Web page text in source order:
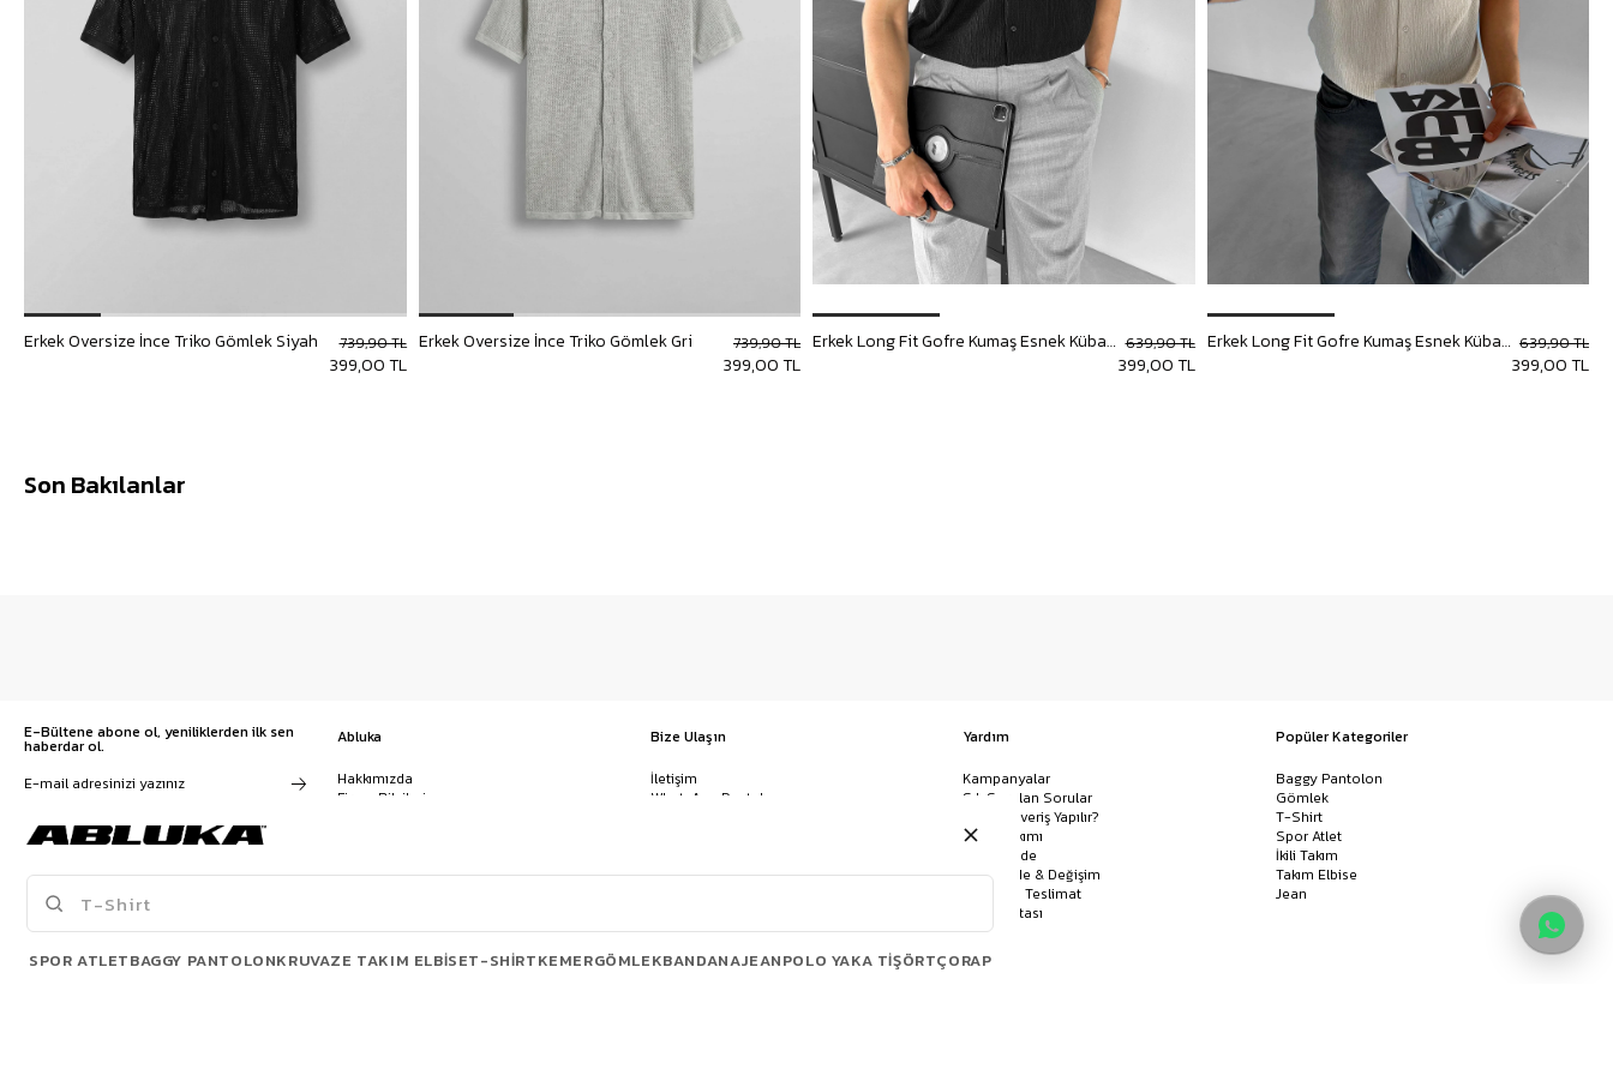
Erkek Oversize İnce Triko Gömlek Siyah
399,00 TL
739,90 TL Erkek Oversize İnce Triko Gömlek Gri
399,00 TL
739,90 TL
Erkek Long Fit Gofre Kumaş Esnek Küba Yaka Gömlek Siyah
399,00 TL
639,90 TL
Erkek Long Fit Gofre Kumaş Esnek Küba Yaka Gömlek Bej
399,00 TL
639,90 TL
Son Bakılanlar
E-Bültene abone ol, yeniliklerden ilk sen
haberdar ol.
Kampanyalar, ürünler ve
değişiklikler hakkında e-mail ve
buradan ulaşabilirsin
Abluka
Hakkımızda
Firma Bilgileri
Sözleşmeler
Bize Ulaşın
İletişim
WhatsApp Destek
Havale/EFT ve Kapıda Ödeme
Yardım
Kampanyalar
Sık Sorulan Sorular
Nasıl Alışveriş Yapılır?
Giysi Bakımı
İptal & İade
Kolay İade & Değişim
Kargo ve Teslimat
Site Haritası
Popüler Kategoriler
Baggy Pantolon
Gömlek
T-Shirt
Spor Atlet
İkili Takım
Takım Elbise
Jean
SPOR ATLETBAGGY PANTOLONKRUVAZE TAKIM ELBISET-SHIRTKEMERGÖMLEKBANDANAJEANPOLO YAKA TIŞÖRTÇORAP